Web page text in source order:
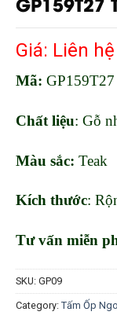
Giá: Liên hệ
Mã: GP159T27
Chất liệu: Gỗ
Màu sắc: Teak
Kích thước:
Tư vấn miễn
SKU: GP09
Category: Tấm Ốp